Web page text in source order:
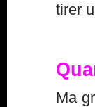
tirer
Ma